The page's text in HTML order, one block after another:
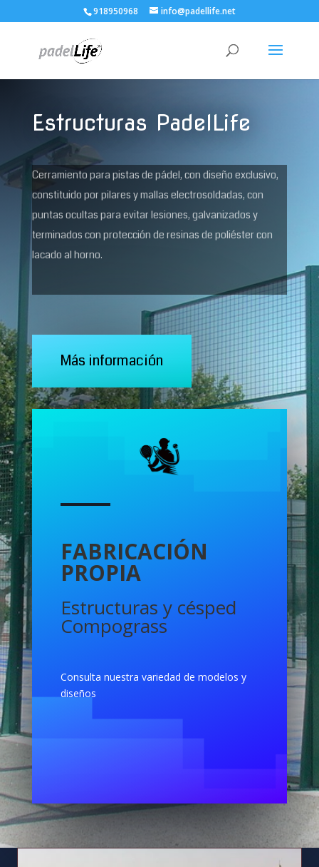
918950968 info@padellife.net
Estructuras PadelLife
Cerramiento para pistas de pádel, con diseño exclusivo,
constituido por pilares y mallas electrosoldadas, con
puntas ocultas para evitar lesiones, galvanizados y
terminados con protección de resinas de poliéster con
lacado al horno.​
Más información
FABRICACIÓN
PROPIA
Estructuras y césped
Compograss
Consulta nuestra variedad de modelos y
diseños